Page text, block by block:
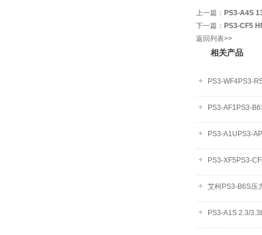
上一篇： PS3-A4S
下一篇： PS3-CF5
返回列表>>
相关产品
PS3-WF4PS3-
PS3-AF1PS3-
PS3-A1UPS3-
PS3-XF5PS3-
艾柯PS3-B6S压
PS3-A1S 2.3/